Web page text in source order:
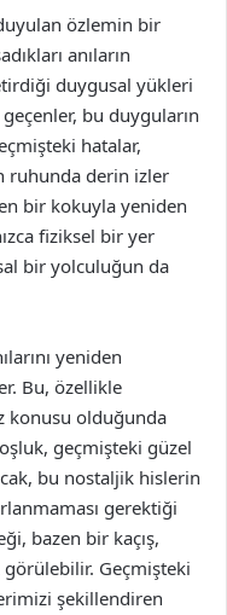
özlemin bir
anıların
duygusal yükleri
bu duyguların
hatalar,
ruhunda derin izler
bir kokuyla yeniden
fiziksel bir yer
bir yolculuğun da
yeniden
Bu, özellikle
konusu olduğunda
geçmişteki güzel
bu nostaljik hislerin
gerektiği
bazen bir kaçış,
Geçmişteki
şekillendiren